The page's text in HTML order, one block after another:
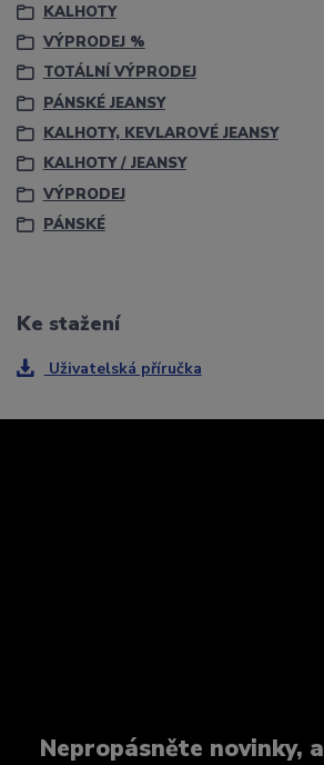
KALHOTY
VÝPRODEJ %
TOTÁLNÍ VÝPRODEJ
PÁNSKÉ JEANSY
KALHOTY, KEVLAROVÉ JEANSY
KALHOTY / JEANSY
VÝPRODEJ
PÁNSKÉ
Ke stažení
Uživatelská příručka
Nepropásněte novinky,